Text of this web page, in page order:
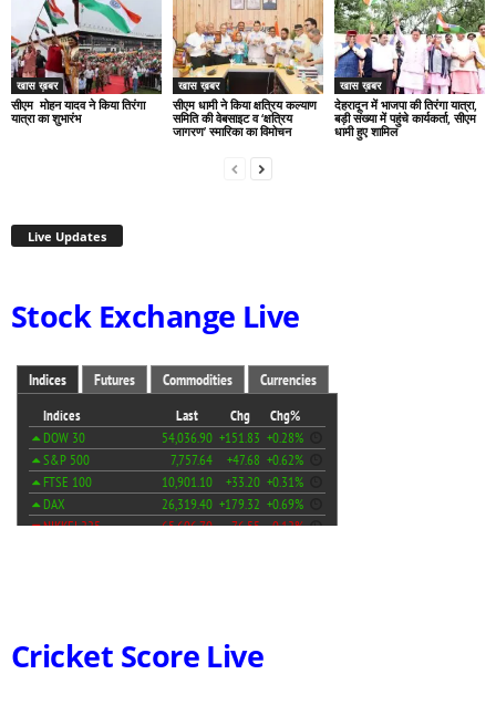
खास ख़बर
सीएम मोहन यादव ने किया तिरंगा
यात्रा का शुभारंभ
खास ख़बर
सीएम धामी ने किया क्षत्रिय कल्याण
समिति की वेबसाइट व ‘क्षत्रिय
जागरण’ स्मारिका का विमोचन
खास ख़बर
देहरादून में भाजपा की तिरंगा यात्रा,
बड़ी संख्या में पहुंचे कार्यकर्ता, सीएम
धामी हुए शामिल
Live Updates
Stock Exchange Live
Cricket Score Live